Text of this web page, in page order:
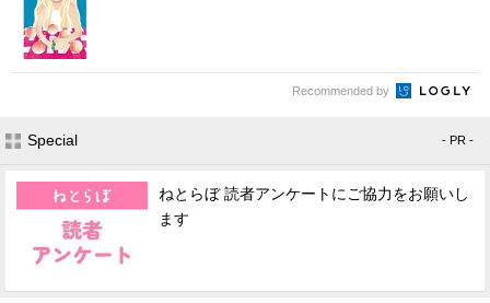
Recommended by
Special - PR -
ねとらぼ 読者アンケートにご協力をお願いし
ます